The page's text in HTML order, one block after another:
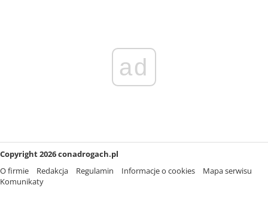
ad
Copyright 2026 conadrogach.pl
O firmie
Redakcja Regulamin Informacje o cookies
Mapa serwisu
Komunikaty